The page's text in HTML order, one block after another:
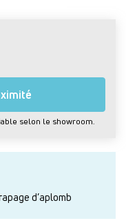
selon le showroom.
d’aplomb